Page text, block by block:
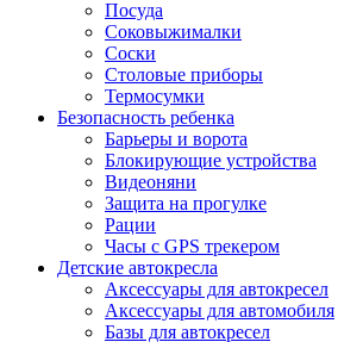
Посуда
Соковыжималки
Соски
Столовые приборы
Термосумки
Безопасность ребенка
Барьеры и ворота
Блокирующие устройства
Видеоняни
Защита на прогулке
Рации
Часы с GPS трекером
Детские автокресла
Аксессуары для автокресел
Аксессуары для автомобиля
Базы для автокресел